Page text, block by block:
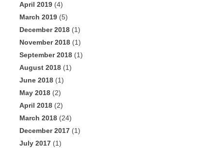
April 2019 (4)
March 2019 (5)
December 2018 (1)
November 2018 (1)
September 2018 (1)
August 2018 (1)
June 2018 (1)
May 2018 (2)
April 2018 (2)
March 2018 (24)
December 2017 (1)
July 2017 (1)